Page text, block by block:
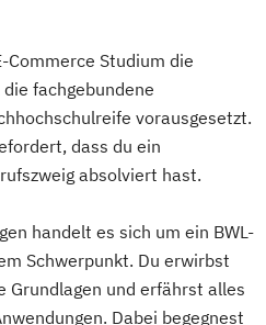
Commerce Studium die
fachgebundene
vorausgesetzt.
dass du ein
absolviert hast.
handelt es sich um ein BWL-
Schwerpunkt. Du erwirbst
und erfährst alles
Dabei begegnest